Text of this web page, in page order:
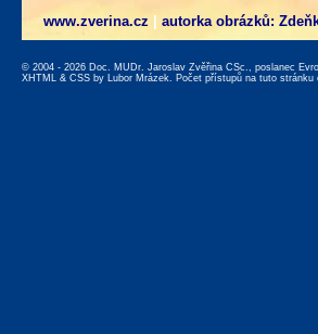
www.zverina.cz autorka obrázků:
© 2004 - 2026 Doc. MUDr. Jaroslav Zvěřina CSc., poslanec
XHTML & CSS by Lubor Mrázek. Počet přístupů na tuto stránku